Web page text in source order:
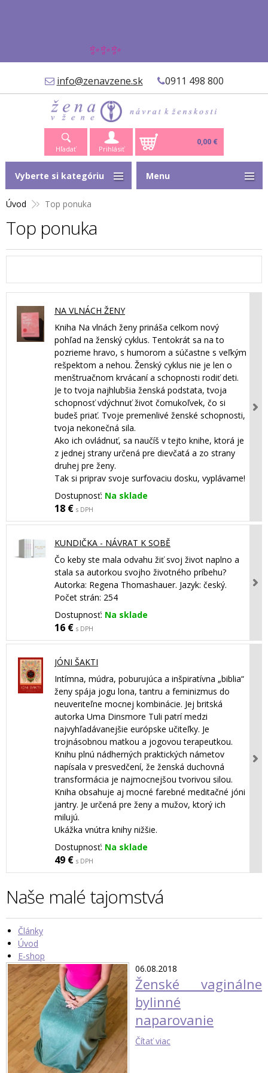
✨✨✨
info@zenavzene.sk 0911 498 800
Hľadať Prihlásiť
0,00 €
Úvod Top ponuka
Top ponuka
NA VLNÁCH ŽENY
Kniha Na vlnách ženy prináša celkom nový
pohľad na ženský cyklus. Tentokrát sa na to
pozrieme hravo, s humorom a súčastne s veľkým
rešpektom a nehou. Ženský cyklus nie je len o
menštruačnom krvácaní a schopnosti rodiť deti.
Je to tvoja najhlubšia ženská podstata, tvoja
schopnosť vdýchnuť život čomukoľvek, čo si
budeš priať. Tvoje premenlivé ženské schopnosti,
tvoja nekonečná sila.
Ako ich ovládnuť, sa naučíš v tejto knihe, ktorá je
z jednej strany určená pre dievčatá a zo strany
druhej pre ženy.
Tak si priprav svoje surfovaciu dosku, vyplávame!
Dostupnosť: Na sklade
18 € s DPH
KUNDIČKA - NÁVRAT K SOBĚ
Čo keby ste mala odvahu žiť svoj život naplno a
stala sa autorkou svojho životného príbehu?
Autorka: Regena Thomashauer. Jazyk: český.
Počet strán: 254
Dostupnosť: Na sklade
16 € s DPH
JÓNI ŠAKTI
Intímna, múdra, poburujúca a inšpiratívna „biblia“
ženy spája jogu lona, tantru a feminizmus do
neuveriteľne mocnej kombinácie. Jej britská
autorka Uma Dinsmore Tuli patrí medzi
najvyhľadávanejšie európske učiteľky. Je
trojnásobnou matkou a jogovou terapeutkou.
Knihu plnú nádherných praktických námetov
napísala v presvedčení, že ženská duchovná
transformácia je najmocnejšou tvorivou silou.
Kniha obsahuje aj mocné farebné meditačné jóni
jantry. Je určená pre ženy a mužov, ktorý ich
milujú.
Ukážka vnútra knihy nižšie.
Dostupnosť: Na sklade
49 € s DPH
Naše malé tajomstvá
Články
Úvod
E-shop
06.08.2018
Ženské vaginálne
bylinné
naparovanie
Čítať viac
Vyberte si kategóriu Menu